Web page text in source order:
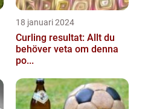
18 januari 2024
Curling resultat: Allt du
behöver veta om denna
po...